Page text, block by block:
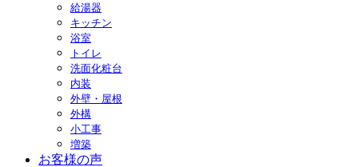
ブ
メ
ュ
ー
展
給湯器
キッチン
浴室
トイレ
洗面化粧台
内装
外壁・屋根
外構
小工事
増築
お客様の声